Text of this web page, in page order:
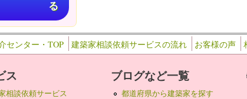
る
センター・TOP 建築家相談依頼サービスの流れ お客様の声
ス
相談依頼サービス
ブログなど一覧
都道府県から建築家を探す